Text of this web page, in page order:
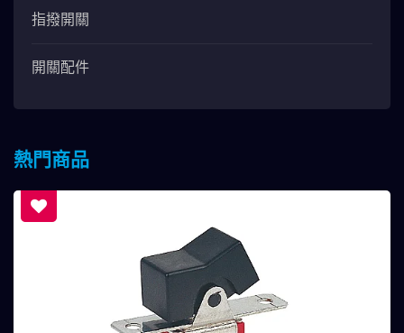
指撥開關
開關配件
熱門商品